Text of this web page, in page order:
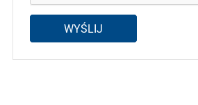
WYŚLIJ